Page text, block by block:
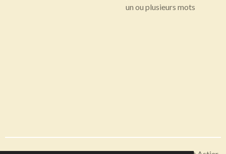
un ou plusieurs mots